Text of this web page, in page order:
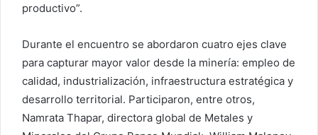
productivo”.
Durante el encuentro se abordaron cuatro ejes clave
para capturar mayor valor desde la minería: empleo de
calidad, industrialización, infraestructura estratégica y
desarrollo territorial. Participaron, entre otros,
Namrata Thapar, directora global de Metales y